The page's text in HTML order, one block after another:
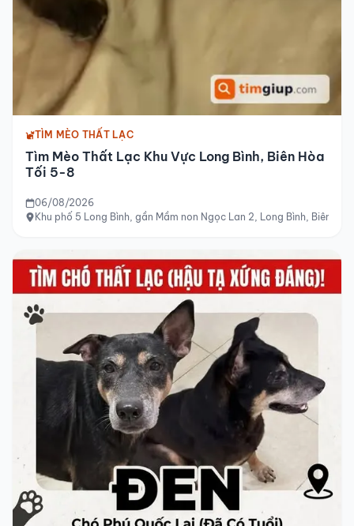
TÌM MÈO THẤT LẠC
Tìm Mèo Thất Lạc Khu Vực Long Bình, Biên Hòa
Tối 5-8
06/08/2026
Khu phố 5 Long Bình, gần Mầm non Ngọc Lan 2, Long Bình, Biên Hòa